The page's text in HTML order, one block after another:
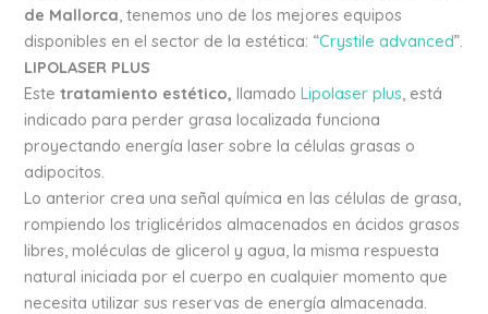
de Mallorca, tenemos uno de los mejores equipos
disponibles en el sector de la estética: “Crystile advanced”.
LIPOLASER PLUS
Estetratamiento estético, llamadoLipolaser plus, está
indicado para perder grasa localizada funciona
proyectando energía laser sobre la células grasas o
adipocitos.
Lo anterior crea una señal química en las células de grasa,
rompiendo los triglicéridos almacenados en ácidos grasos
libres, moléculas de glicerol y agua, la misma respuesta
natural iniciada por el cuerpo en cualquier momento que
necesita utilizar sus reservas de energía almacenada.